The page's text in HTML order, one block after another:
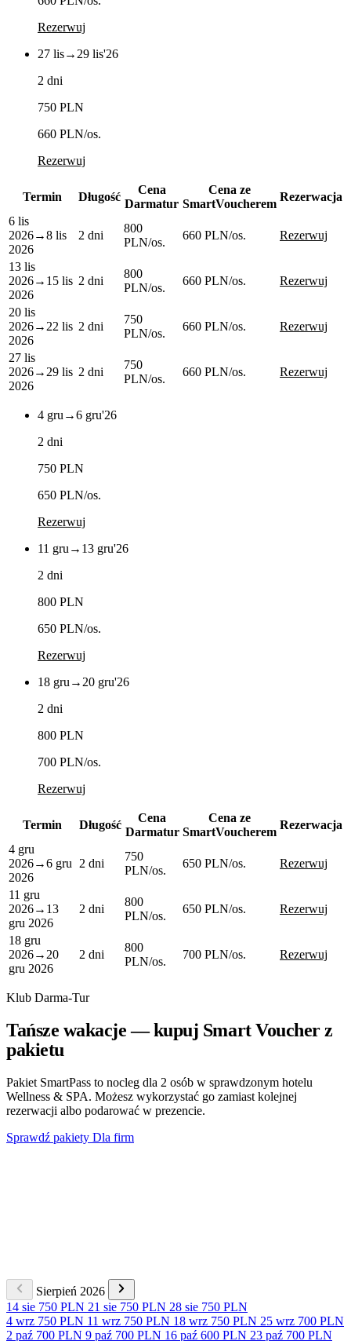
Rezerwuj
27 lis→ 29 lis'26
2 dni
750 PLN
660 PLN/os.
Rezerwuj
Termin Długość
Cena
Darmatur
Cena ze
SmartVoucherem
Rezerwacja
6 lis
2026→8 lis
2026
2 dni
800
PLN/os.
660 PLN/os. Rezerwuj
13 lis
2026→ 15 lis
2026
2 dni
800
PLN/os.
660 PLN/os. Rezerwuj
20 lis
2026→ 22 lis
2026
2 dni
750
PLN/os.
660 PLN/os. Rezerwuj
27 lis
2026→ 29 lis
2026
2 dni
750
PLN/os.
660 PLN/os. Rezerwuj
4 gru →6 gru'26
2 dni
750 PLN
650 PLN/os.
Rezerwuj
11 gru → 13 gru'26
2 dni
800 PLN
650 PLN/os.
Rezerwuj
18 gru → 20 gru'26
2 dni
800 PLN
700 PLN/os.
Rezerwuj
Termin Długość
Cena
Darmatur
Cena ze
SmartVoucherem
Rezerwacja
4 gru
2026→6 gru
2026
2 dni
750
PLN/os.
650 PLN/os. Rezerwuj
11 gru
2026→ 13
gru 2026
2 dni
800
PLN/os.
650 PLN/os. Rezerwuj
18 gru
2026→ 20
gru 2026
2 dni
800
PLN/os.
700 PLN/os. Rezerwuj
Klub Darma-Tur
Tańsze wakacje — kupuj Smart Voucher z
pakietu
Pakiet SmartPass to nocleg dla 2 osób w sprawdzonym hotelu
Wellness & SPA. Możesz wykorzystać go zamiast kolejnej
rezerwacji albo podarować w prezencie.
Sprawdź pakiety Dla firm
Sierpień 2026
14 sie 750 PLN 21 sie 750 PLN 28 sie 750 PLN
4 wrz 750 PLN 11 wrz 750 PLN 18 wrz 750 PLN 25 wrz 700 PLN
2 paź 700 PLN 9 paź 700 PLN 16 paź 600 PLN 23 paź 700 PLN